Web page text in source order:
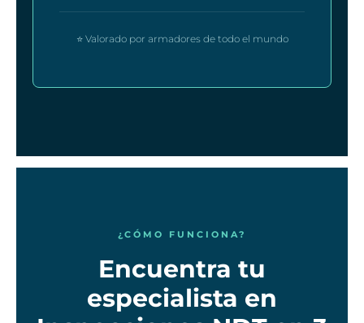
⭐ Valorado por armadores de todo el mundo
¿CÓMO FUNCIONA?
Encuentra tu
especialista en